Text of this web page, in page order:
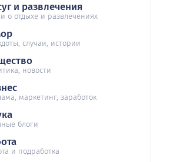
и развлечения
о отдыхе и развлечениях
случаи, истории
новости
маркетинг, заработок
блоги
и подработка